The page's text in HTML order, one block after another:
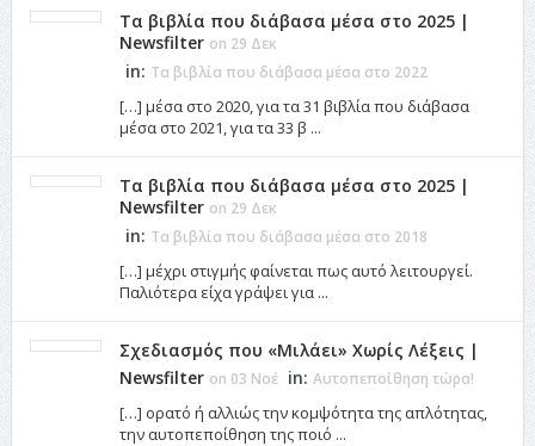
Τα βιβλία που διάβασα μέσα στο 2025 |
Newsfilter on 29 Δεκ
in: Τα βιβλία που διάβασα μέσα στο 2022
[…] μέσα στο 2020, για τα 31 βιβλία που διάβασα
μέσα στο 2021, για τα 33 β ...
Τα βιβλία που διάβασα μέσα στο 2025 |
Newsfilter on 29 Δεκ
in: Τα βιβλία που διάβασα μέσα στο 2018
[…] μέχρι στιγμής φαίνεται πως αυτό λειτουργεί.
Παλιότερα είχα γράψει για ...
Σχεδιασμός που «Μιλάει» Χωρίς Λέξεις |
Newsfilter on 03 Νοέ in: Αυτοπεποίθηση τώρα!
[…] ορατό ή αλλιώς την κομψότητα της απλότητας,
την αυτοπεποίθηση της ποιό ...